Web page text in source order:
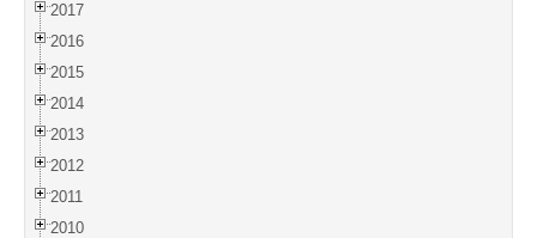
2017
2016
2015
2014
2013
2012
2011
2010